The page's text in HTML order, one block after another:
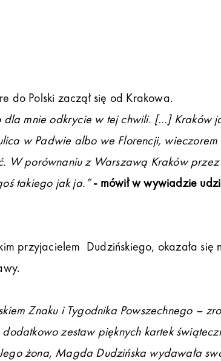
do Polski zaczął się od Krakowa.
mnie odkrycie w tej chwili. […] Kraków
w Padwie albo we Florencji,
W porównaniu z Warszawą Kraków przez
takiego jak ja.” - mówił w wywiadzie
przyjacielem Dudzińskiego, okazała się
Znaku i Tygodnika Powszechnego –
zestaw pięknych kartek
żona, Magda Dudzińska wydawała